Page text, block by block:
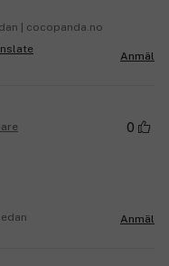
| cocopanda.no
Anmäl
0
Anmäl